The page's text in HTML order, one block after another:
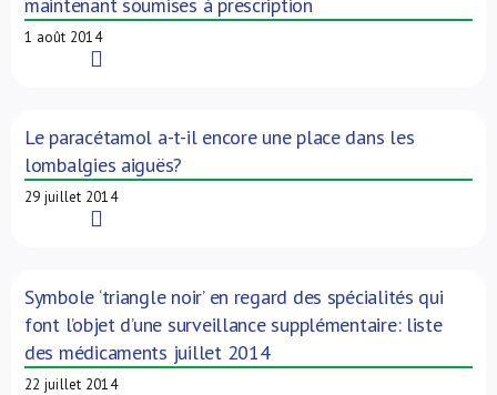
1 août 2014
Le paracétamol a-t-il encore une place dans les
lombalgies aiguës?
29 juillet 2014
Symbole ‘triangle noir’ en regard des spécialités qui
font l’objet d’une surveillance supplémentaire: liste
des médicaments juillet 2014
22 juillet 2014